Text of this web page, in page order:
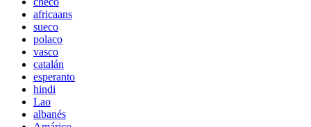
africaans
sueco
polaco
vasco
catalán
esperanto
hindi
Lao
albanés